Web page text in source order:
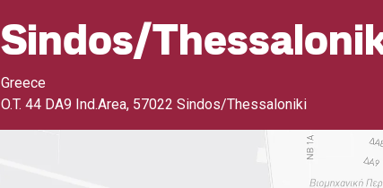
Sindos/
Greece
O.T. 44 DA9 Ind.Area, 57022 Sindos/Thessaloniki